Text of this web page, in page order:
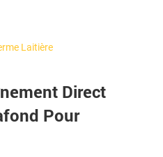
Laitière
Direct
Pour